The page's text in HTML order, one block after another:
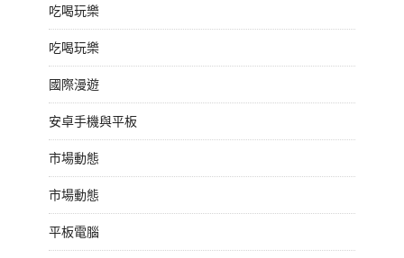
吃喝玩樂
吃喝玩樂
國際漫遊
安卓手機與平板
市場動態
市場動態
平板電腦